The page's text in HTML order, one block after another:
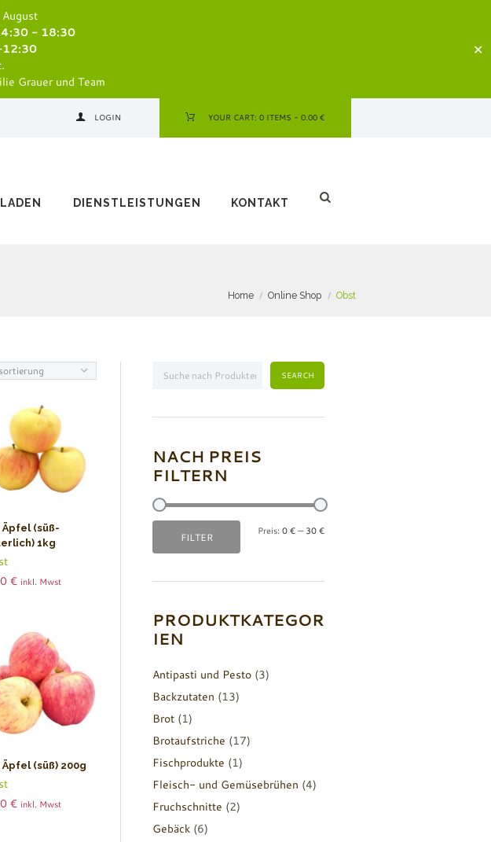
- 18:30
12:30
Grauer und Team
✕
LOGIN YOUR CART: 0 ITEMS -0.00 €
DIENSTLEISTUNGEN KONTAKT
Home Online Shop Obst
Äpfel (süß-
1kg
€ inkl. Mwst
Äpfel (süß) 200g
€ inkl. Mwst
NACH PREIS
FILTERN
Min.
Max.
FILTER Preis:0 € — 30 €
PRODUKTKATEGOR
IEN
Antipasti und Pesto (3)
Backzutaten (13)
Brot (1)
Brotaufstriche (17)
Fischprodukte (1)
Fleisch- und Gemüsebrühen (4)
Fruchschnitte (2)
Gebäck (6)